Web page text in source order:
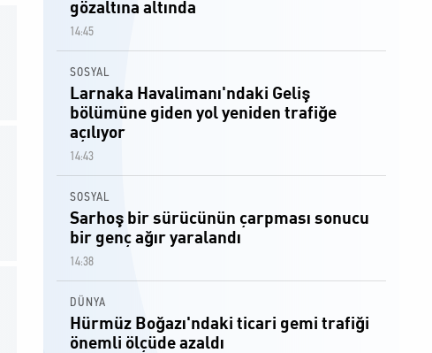
gözaltına altında
14:45
SOSYAL
Larnaka Havalimanı'ndaki Geliş
bölümüne giden yol yeniden trafiğe
açılıyor
14:43
SOSYAL
Sarhoş bir sürücünün çarpması sonucu
bir genç ağır yaralandı
14:38
DÜNYA
Hürmüz Boğazı'ndaki ticari gemi trafiği
önemli ölçüde azaldı